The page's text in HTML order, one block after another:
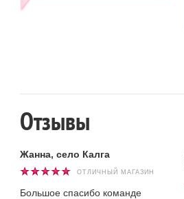
Отзывы
Жанна, село Калга
ОТЛИЧНЫЙ МАГАЗИН
Большое спасибо команде